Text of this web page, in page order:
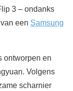
3 – ondanks
een Samsung
ontworpen en
Volgens
scharnier